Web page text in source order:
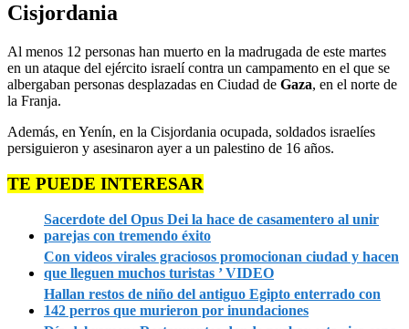
Cisjordania
Al menos 12 personas han muerto en la madrugada de este martes
en un ataque del ejército israelí contra un campamento en el que se
albergaban personas desplazadas en Ciudad de Gaza, en el norte de
la Franja.
Además, en Yenín, en la Cisjordania ocupada, soldados israelíes
persiguieron y asesinaron ayer a un palestino de 16 años.
TE PUEDE INTERESAR
Sacerdote del Opus Dei la hace de casamentero al unir
parejas con tremendo éxito
Con videos virales graciosos promocionan ciudad y hacen
que lleguen muchos turistas ’ VIDEO
Hallan restos de niño del antiguo Egipto enterrado con
142 perros que murieron por inundaciones